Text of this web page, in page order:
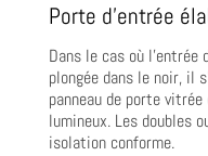
Porte d’entrée
Dans le cas où
plongée dans le noir, il
panneau de porte
lumineux. Les doubles
isolation conforme.